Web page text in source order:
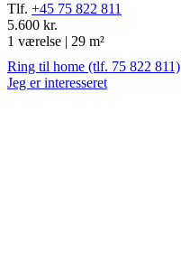
Tlf. +45 75 822 811
5.600 kr.
1 værelse | 29 m²
Ring til home (tlf. 75 822 811)
Jeg er interesseret